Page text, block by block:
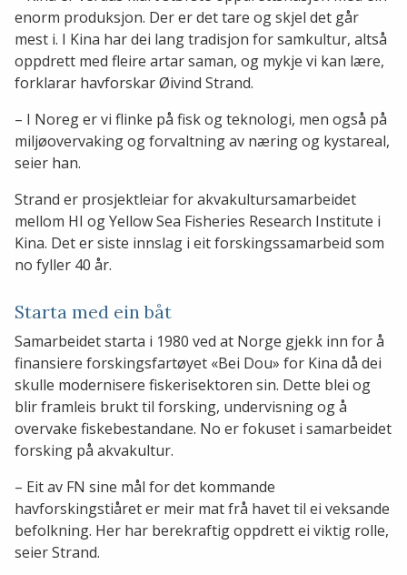
enorm produksjon. Der er det tare og skjel det går
mest i. I Kina har dei lang tradisjon for samkultur, altså
oppdrett med fleire artar saman, og mykje vi kan lære,
forklarar havforskar Øivind Strand.
– I Noreg er vi flinke på fisk og teknologi, men også på
miljøovervaking og forvaltning av næring og kystareal,
seier han.
Strand er prosjektleiar for akvakultursamarbeidet
mellom HI og Yellow Sea Fisheries Research Institute i
Kina. Det er siste innslag i eit forskingssamarbeid som
no fyller 40 år.
Starta med ein båt
Samarbeidet starta i 1980 ved at Norge gjekk inn for å
finansiere forskingsfartøyet «Bei Dou» for Kina då dei
skulle modernisere fiskerisektoren sin. Dette blei og
blir framleis brukt til forsking, undervisning og å
overvake fiskebestandane. No er fokuset i samarbeidet
forsking på akvakultur.
– Eit av FN sine mål for det kommande
havforskingstiåret er meir mat frå havet til ei veksande
befolkning. Her har berekraftig oppdrett ei viktig rolle,
seier Strand.